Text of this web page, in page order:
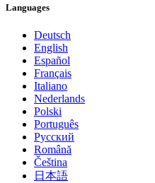
Languages
Deutsch
English
Español
Français
Italiano
Nederlands
Polski
Português
Pусский
Română
Čeština
日本語